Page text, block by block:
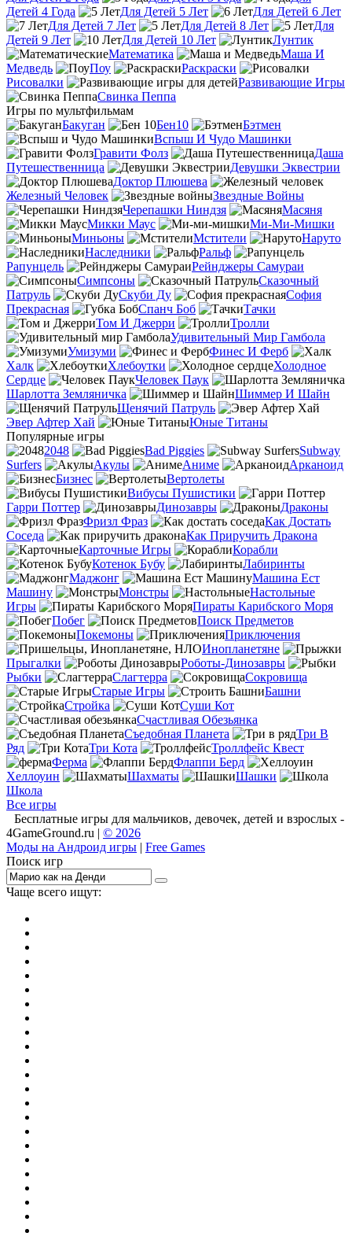
Детей 4 Года
Для Детей 5 Лет
Для Детей 6 Лет
Для Детей 7 Лет
Для Детей 8 Лет
Для
Детей 9 Лет
Для Детей 10 Лет
Лунтик
Математика
Маша И
Медведь
Поу
Раскраски
Рисовалки
Развивающие Игры
Свинка Пеппа
Игры по мультфильмам
Бакуган
Бен10
Бэтмен
Вспыш И Чудо Машинки
Гравити Фолз
Даша
Путешественница
Девушки Эквестрии
Доктор Плюшева
Железный Человек
Звездные Войны
Черепашки Ниндзя
Масяня
Микки Маус
Ми-Ми-Мишки
Миньоны
Мстители
Наруто
Наследники
Ральф
Рапунцель
Рейнджеры Самураи
Симпсоны
Сказочный
Патруль
Скуби Ду
София
Прекрасная
Спанч Боб
Тачки
Том И Джерри
Тролли
Удивительный Мир Гамбола
Умизуми
Финес И Ферб
Халк
Хлебоутки
Холодное
Сердце
Человек Паук
Шарлотта Земляничка
Шиммер И Шайн
Щенячий Патруль
Эвер Афтер Хай
Юные Титаны
Популярные игры
2048
Bad Piggies
Subway
Surfers
Акулы Аниме
Арканоид
Бизнес
Вертолеты
Вибусы Пушистики
Гарри Поттер
Динозавры
Драконы
Фризл Фраз
Как Достать
Соседа
Как Приручить Дракона
Карточные Игры
Корабли
Котенок Бубу
Лабиринты
Маджонг
Машина Ест
Машину
Монстры
Настольные
Игры
Пираты Карибского Моря
Побег
Поиск Предметов
Покемоны
Приключения
Инопланетяне
Прыгалки
Роботы-Динозавры
Рыбки
Слагтерра
Сокровища
Старые Игры
Башни
Стройка
Суши Кот
Счастливая Обезьянка
Съедобная Планета
Три В
Ряд
Три Кота
Троллфейс Квест
Ферма
Флаппи Берд
Хеллоуин
Шахматы
Шашки
Школа
Все игры
Бесплатные игры для мальчиков, девочек, детей и взрослых -
4GameGround.ru | © 2026
Моды на Андроид игры | Free Games
Поиск игр
Чаще всего ищут: